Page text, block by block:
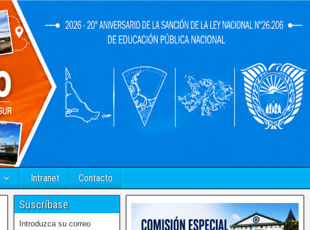
Intranet Contacto
Suscríbase
Introduzca su correo